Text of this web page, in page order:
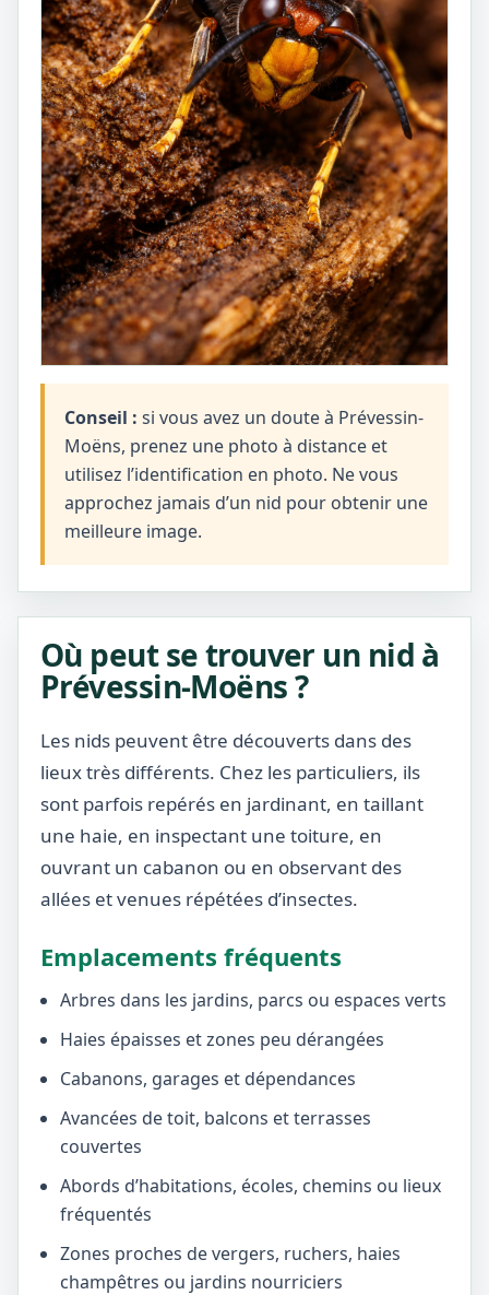
Conseil : si vous avez un doute à Prévessin-
Moëns, prenez une photo à distance et
utilisez l’identification en photo. Ne vous
approchez jamais d’un nid pour obtenir une
meilleure image.
Où peut se trouver un nid à
Prévessin-Moëns ?
Les nids peuvent être découverts dans des
lieux très différents. Chez les particuliers, ils
sont parfois repérés en jardinant, en taillant
une haie, en inspectant une toiture, en
ouvrant un cabanon ou en observant des
allées et venues répétées d’insectes.
Emplacements fréquents
Arbres dans les jardins, parcs ou espaces verts
Haies épaisses et zones peu dérangées
Cabanons, garages et dépendances
Avancées de toit, balcons et terrasses
couvertes
Abords d’habitations, écoles, chemins ou lieux
fréquentés
Zones proches de vergers, ruchers, haies
champêtres ou jardins nourriciers